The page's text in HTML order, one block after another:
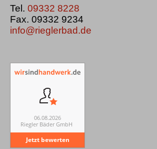
Tel. 09332 8228
Fax. 09332 9234
info@rieglerbad.de
06.08.2026
Riegler Bäder GmbH
Jetzt bewerten